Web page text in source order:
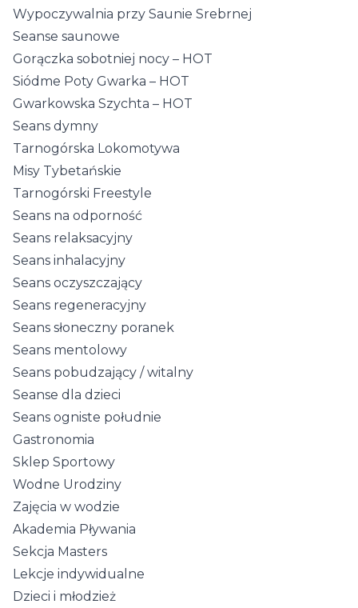
Wypoczywalnia przy Saunie Srebrnej
Seanse saunowe
Gorączka sobotniej nocy – HOT
Siódme Poty Gwarka – HOT
Gwarkowska Szychta – HOT
Seans dymny
Tarnogórska Lokomotywa
Misy Tybetańskie
Tarnogórski Freestyle
Seans na odporność
Seans relaksacyjny
Seans inhalacyjny
Seans oczyszczający
Seans regeneracyjny
Seans słoneczny poranek
Seans mentolowy
Seans pobudzający / witalny
Seanse dla dzieci
Seans ogniste południe
Gastronomia
Sklep Sportowy
Wodne Urodziny
Zajęcia w wodzie
Akademia Pływania
Sekcja Masters
Lekcje indywidualne
Dzieci i młodzież